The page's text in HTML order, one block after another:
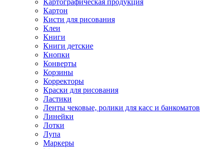
Картографическая продукция
Картон
Кисти для рисования
Клеи
Книги
Книги детские
Кнопки
Конверты
Корзины
Корректоры
Краски для рисования
Ластики
Ленты чековые, ролики для касс и банкоматов
Линейки
Лотки
Лупа
Маркеры